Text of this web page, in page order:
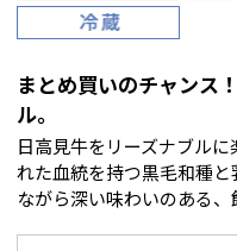
まとめ買いのチャンス
ル。
日高見牛をリーズナブル
れた血統を持つ黒毛和種
ながら深い味わいのある、